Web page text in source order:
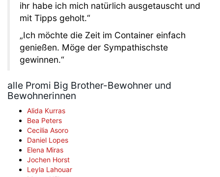
ihr habe ich mich natürlich ausgetauscht und
mit Tipps geholt.“
„Ich möchte die Zeit im Container einfach
genießen. Möge der Sympathischste
gewinnen.“
alle Promi Big Brother-Bewohner und
Bewohnerinnen
Alida Kurras
Bea Peters
Cecilia Asoro
Daniel Lopes
Elena Miras
Jochen Horst
Leyla Lahouar